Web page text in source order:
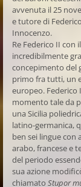
avvenuta il 25
e tutore di
Innocenzo.
Re Federico II
incredibilmente
concepimento del
primo fra tutti, un
europeo. Federico
momento tale da
una Sicilia
latino-germanica,
ben sei lingue con
arabo, francese e
del periodo
sua azione
chiamato Stupor